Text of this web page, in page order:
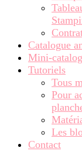
Catalogue
Mini-
Tutoriels
Tous
Pour
Les
Contact